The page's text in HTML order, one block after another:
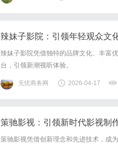
拥有众多科技企业和高校科研单位，国
辣妹子影院：引领年轻观众文
辣妹子影院凭借独特的品牌文化、丰富
台，引领新潮视听体验。
无忧商务网 2026-04-17
策驰影视：引领新时代影视制
策驰影视凭借创新理念和先进技术，成